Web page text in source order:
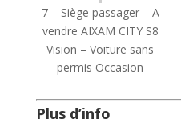
7 – Siège passager – A
vendre AIXAM CITY S8
Vision – Voiture sans
permis Occasion
Plus d’info